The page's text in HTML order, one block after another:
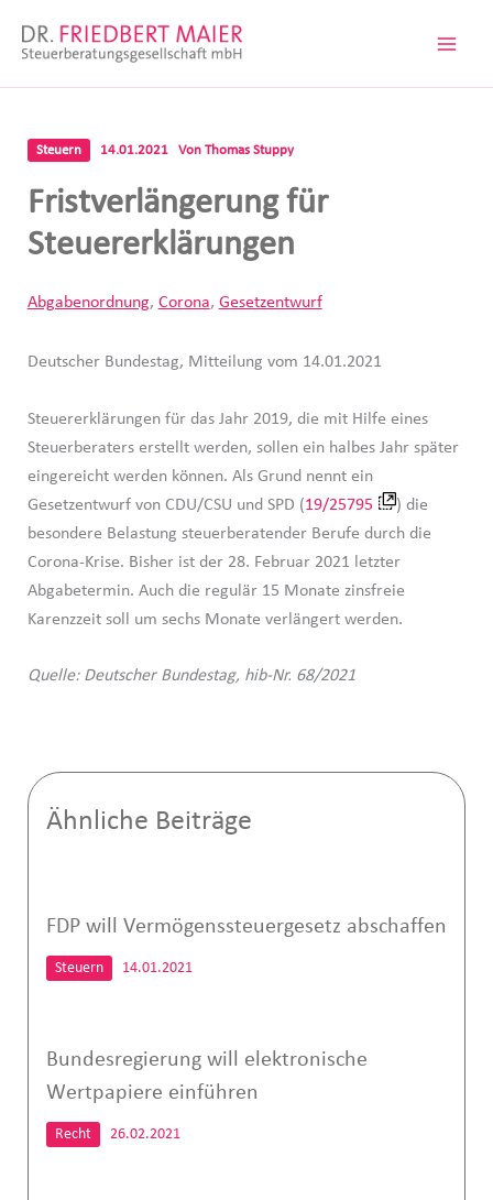
Inhalt
Steuern 14.01.2021 Von Thomas Stuppy
Fristverlängerung für
Steuererklärungen
Abgabenordnung, Corona, Gesetzentwurf
Deutscher Bundestag, Mitteilung vom 14.01.2021
Steuererklärungen für das Jahr 2019, die mit Hilfe eines
Steuerberaters erstellt werden, sollen ein halbes Jahr später
eingereicht werden können. Als Grund nennt ein
Gesetzentwurf von CDU/CSU und SPD (19/25795
) die
besondere Belastung steuerberatender Berufe durch die
Corona-Krise. Bisher ist der 28. Februar 2021 letzter
Abgabetermin. Auch die regulär 15 Monate zinsfreie
Karenzzeit soll um sechs Monate verlängert werden.
Quelle: Deutscher Bundestag, hib-Nr. 68/2021
Ähnliche Beiträge
FDP will Vermögenssteuergesetz abschaffen
Steuern 14.01.2021
Bundesregierung will elektronische
Wertpapiere einführen
Recht 26.02.2021